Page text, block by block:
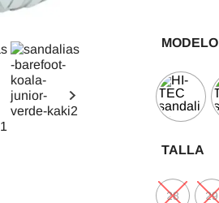
MODELO
TALLA
28 29